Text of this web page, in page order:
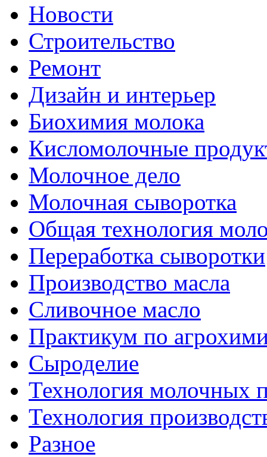
Новости
Строительство
Ремонт
Дизайн и интерьер
Биохимия молока
Кисломолочные
Молочное дело
Молочная сыворотка
Общая технология
Переработка сыворотки
Производство масла
Сливочное масло
Практикум по
Сыроделие
Технология молочных
Технология
Разное